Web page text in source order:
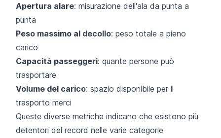
Apertura alare: misurazione dell'ala da punta a
punta
Peso massimo al decollo: peso totale a pieno
carico
Capacità passeggeri: quante persone può
trasportare
Volume del carico: spazio disponibile per il
trasporto merci
Queste diverse metriche indicano che esistono più
detentori del record nelle varie categorie